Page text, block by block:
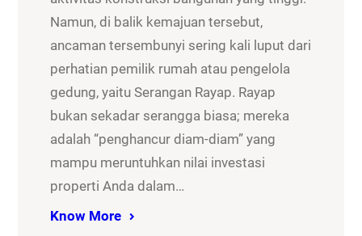
Namun, di balik kemajuan tersebut,
ancaman tersembunyi sering kali luput dari
perhatian pemilik rumah atau pengelola
gedung, yaitu Serangan Rayap. Rayap
bukan sekadar serangga biasa; mereka
adalah “penghancur diam-diam” yang
mampu meruntuhkan nilai investasi
properti Anda dalam…
Know More